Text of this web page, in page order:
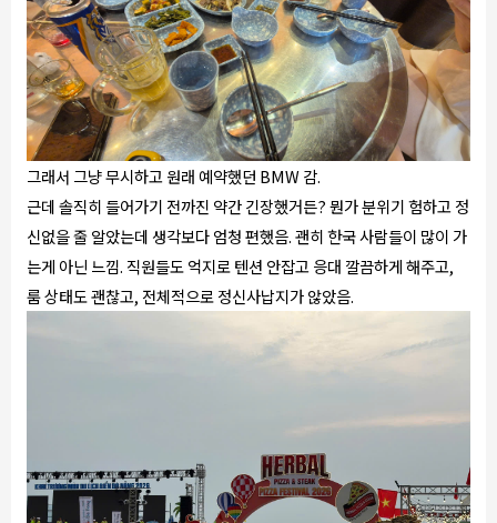
그래서 그냥 무시하고 원래 예약했던 BMW 감.
근데 솔직히 들어가기 전까진 약간 긴장했거든? 뭔가 분위기 험하고 정
신없을 줄 알았는데 생각보다 엄청 편했음. 괜히 한국 사람들이 많이 가
는게 아닌 느낌. 직원들도 억지로 텐션 안잡고 응대 깔끔하게 해주고,
룸 상태도 괜찮고, 전체적으로 정신사납지가 않았음.